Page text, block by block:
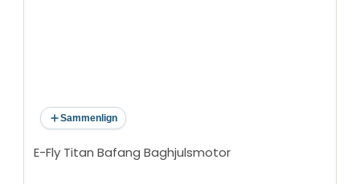
Sammenlign
E-Fly Titan Bafang Baghjulsmotor